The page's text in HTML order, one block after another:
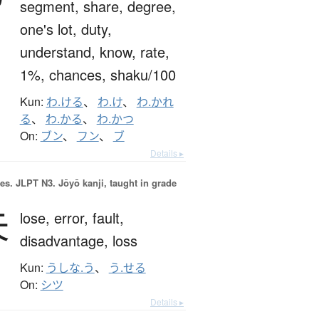
segment, share, degree,
one's lot, duty,
understand, know, rate,
1%, chances, shaku/100
Kun: わ.ける、 わ.け、 わ.かれ
る、 わ.かる、 わ.かつ
On: ブン、 フン、 ブ
Details ▸
JLPT N3. Jōyō kanji, taught in grade
lose, error, fault,
disadvantage, loss
Kun: うしな.う、 う.せる
On: シツ
Details ▸